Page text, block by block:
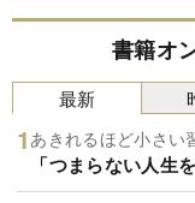
書籍オ
最新
あきれるほど小さい
「つまらない人生